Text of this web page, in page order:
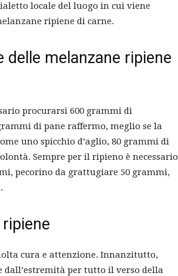
locale del luogo in cui viene
ripiene di carne.
delle melanzane ripiene
procurarsi 600 grammi di
di pane raffermo, meglio se la
uno spicchio d’aglio, 80 grammi di
Sempre per il ripieno è necessario
pecorino da grattugiare 50 grammi,
cura e attenzione. Innanzitutto,
per tutto il verso della